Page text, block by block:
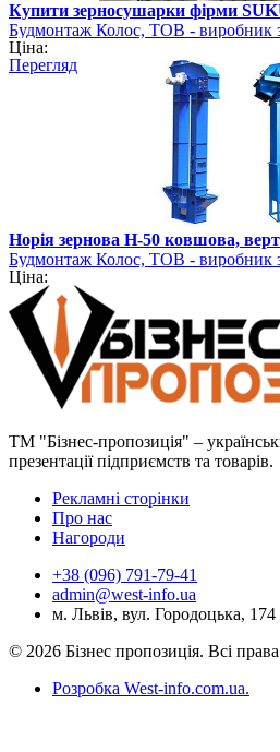
Купити зерносушарки фірми
Будмонтаж Колос, ТОВ - виробник
Ціна:
Перегляд
Норія зернова Н-50 ковшова,
Будмонтаж Колос, ТОВ - виробник
Ціна:
ТМ "Бізнес-пропозиція" –
презентації підприємств та товарів.
Рекламні сторінки
Про нас
Нагороди
+38 (096) 791-79-41
admin@west-info.ua
м. Львів, вул. Городоцька, 174
© 2026 Бізнес пропозиція. Всі
Розробка West-info.com.ua.